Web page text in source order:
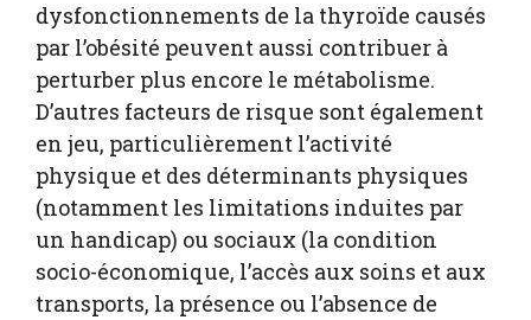
dysfonctionnements de la thyroïde causés
par l’obésité peuvent aussi contribuer à
perturber plus encore le métabolisme.
D’autres facteurs de risque sont également
en jeu, particulièrement l’activité
physique et des déterminants physiques
(notamment les limitations induites par
un handicap) ou sociaux (la condition
socio-économique, l’accès aux soins et aux
transports, la présence ou l’absence de